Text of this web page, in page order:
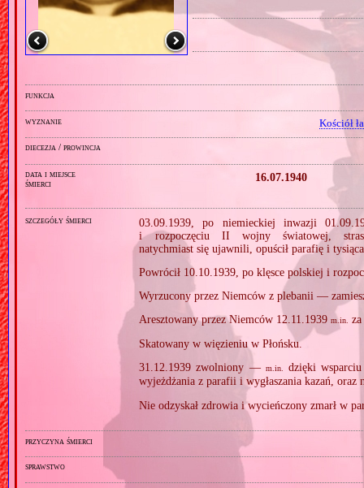
funkcja
wyznanie Kościół
diecezja / prowincja
data i miejsce
śmierci
16.07.1940
szczegóły śmierci
03.09.1939, po niemieckiej inwazji
i rozpoczęciu II wojny światowej,
natychmiast się ujawnili, opuścił parafię i
Powrócił 10.10.1939, po klęsce polskiej i
Wyrzucony przez Niemców z plebanii —
Aresztowany przez Niemców 12.11.1939m.in.
Skatowany w więzieniu w Płońsku.
31.12.1939 zwolniony — m.in.
dzięki
wyjeżdżania z parafii i wygłaszania kazań,
Nie odzyskał zdrowia i wycieńczony zmarł w
przyczyna śmierci
sprawstwo